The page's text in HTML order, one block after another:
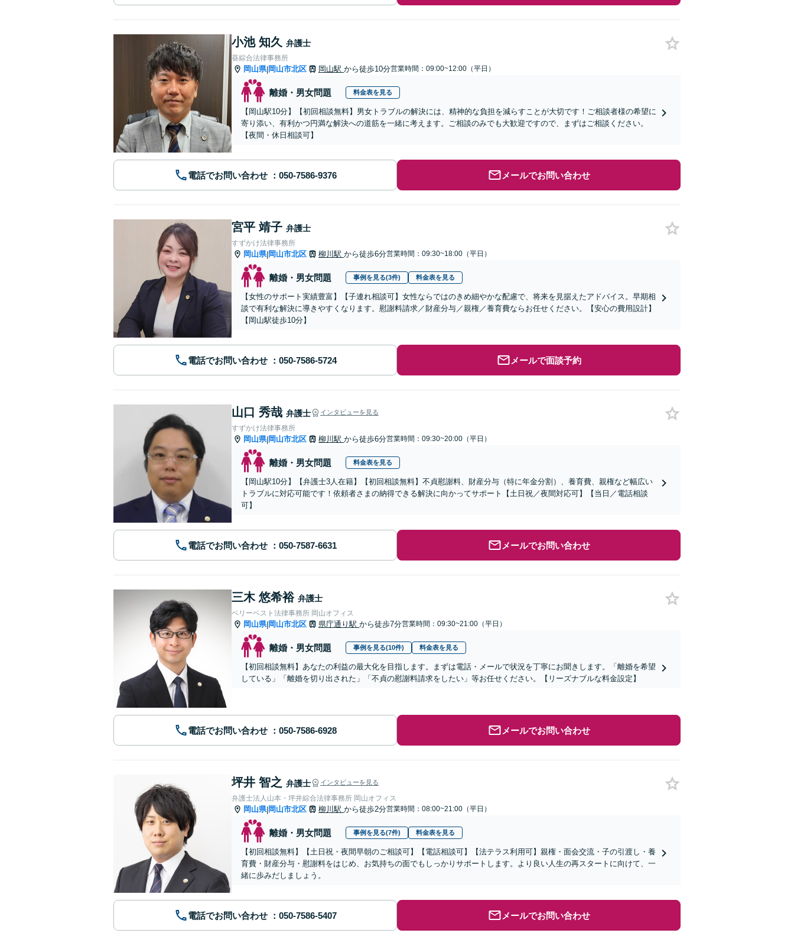
小池 知久 弁護士
葵綜合法律事務所
岡山県|岡山市北区 岡山駅 から徒歩10分営業時間：09:00~12:00（平日）
離婚・男女問題 料金表を見る
【岡山駅10分】【初回相談無料】男女トラブルの解決には、精神的な負担を減らすことが大切です！ご相談者様の希望に
寄り添い、有利かつ円満な解決への道筋を一緒に考えます。ご相談のみでも大歓迎ですので、まずはご相談ください。
【夜間・休日相談可】
電話でお問い合わせ メールでお問い合わせ
宮平 靖子 弁護士
すずかけ法律事務所
岡山県|岡山市北区 柳川駅 から徒歩6分営業時間：09:30~18:00（平日）
離婚・男女問題 事例を見る(3件) 料金表を見る
【女性のサポート実績豊富】【子連れ相談可】女性ならではのきめ細やかな配慮で、将来を見据えたアドバイス。早期相
談で有利な解決に導きやすくなります。慰謝料請求／財産分与／親権／養育費ならお任せください。【安心の費用設計】
【岡山駅徒歩10分】
電話でお問い合わせ メールで面談予約
山口 秀哉 弁護士 インタビューを見る
すずかけ法律事務所
岡山県|岡山市北区 柳川駅 から徒歩6分営業時間：09:30~20:00（平日）
離婚・男女問題 料金表を見る
【岡山駅10分】【弁護士3人在籍】【初回相談無料】不貞慰謝料、財産分与（特に年金分割）、養育費、親権など幅広い
トラブルに対応可能です！依頼者さまの納得できる解決に向かってサポート【土日祝／夜間対応可】【当日／電話相談
可】
電話でお問い合わせ メールでお問い合わせ
三木 悠希裕 弁護士
ベリーベスト法律事務所 岡山オフィス
岡山県|岡山市北区 県庁通り駅 から徒歩7分営業時間：09:30~21:00（平日）
離婚・男女問題 事例を見る(10件) 料金表を見る
【初回相談無料】あなたの利益の最大化を目指します。まずは電話・メールで状況を丁寧にお聞きします。「離婚を希望
している」「離婚を切り出された」「不貞の慰謝料請求をしたい」等お任せください。【リーズナブルな料金設定】
電話でお問い合わせ メールでお問い合わせ
坪井 智之 弁護士 インタビューを見る
弁護士法人山本・坪井綜合法律事務所 岡山オフィス
岡山県|岡山市北区 柳川駅 から徒歩2分営業時間：08:00~21:00（平日）
離婚・男女問題 事例を見る(7件) 料金表を見る
【初回相談無料】【土日祝・夜間早朝のご相談可】【電話相談可】【法テラス利用可】親権・面会交流・子の引渡し・養
育費・財産分与・慰謝料をはじめ、お気持ちの面でもしっかりサポートします。より良い人生の再スタートに向けて、一
緒に歩みだしましょう。
電話でお問い合わせ メールでお問い合わせ